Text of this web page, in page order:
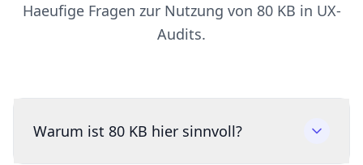
Haeufige Fragen zur Nutzung von 80 KB in UX-
Audits.
Warum ist 80 KB hier sinnvoll?